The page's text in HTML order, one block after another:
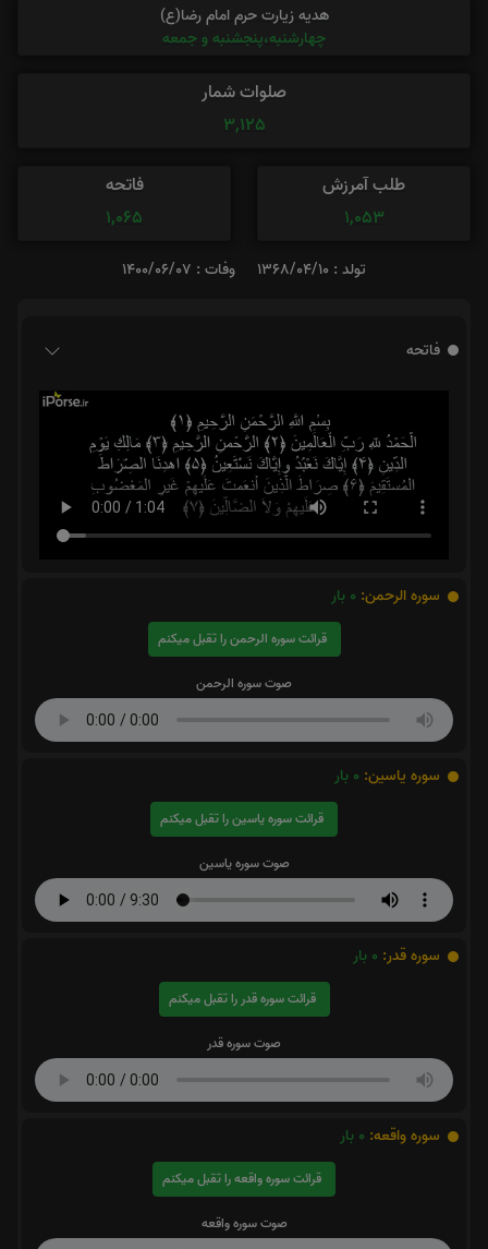
هدیه زیارت حرم امام رضا(ع)
چهارشنبه،پنجشنبه و جمعه
صلوات شمار
3,125
طلب آمرزش
1,053
فاتحه
1,065
تولد : 1368/04/10 وفات : 1400/06/07
فاتحه
سوره الرحمن: 0 بار
قرائت سوره الرحمن را تقبل میکنم
صوت سوره الرحمن
سوره یاسین: 0 بار
قرائت سوره یاسین را تقبل میکنم
صوت سوره یاسین
سوره قدر: 0 بار
قرائت سوره قدر را تقبل میکنم
صوت سوره قدر
سوره واقعه: 0 بار
قرائت سوره واقعه را تقبل میکنم
صوت سوره واقعه